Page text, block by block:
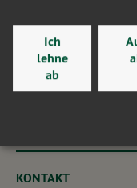
KONTAKT
Ich
lehne
ab